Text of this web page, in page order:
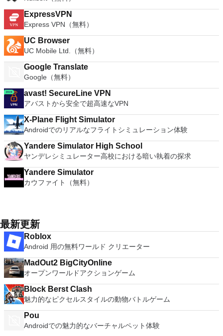
ExpressVPN
Express VPN（無料）
UC Browser
UC Mobile Ltd.（無料）
Google Translate
Google（無料）
avast! SecureLine VPN
アバストから安全で超高速なVPN
X-Plane Flight Simulator
Androidでのリアルなフライトシミュレーション体験
Yandere Simulator High School
ヤンデレシミュレーター高校における暗い執着の探求
Yandere Simulator
カウファイト（無料）
最新更新
Roblox
Android 用の無料ワールド クリエーター
MadOut2 BigCityOnline
オープンワールドアクションゲーム
Block Berst Clash
魅力的なピクセルスタイルの動物バトルゲーム
Pou
Androidでの魅力的なバーチャルペット体験